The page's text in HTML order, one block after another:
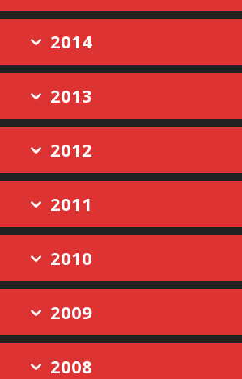
2014
2013
2012
2011
2010
2009
2008